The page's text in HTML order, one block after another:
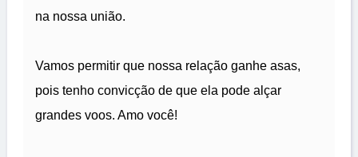
na nossa união.
Vamos permitir que nossa relação ganhe asas,
pois tenho convicção de que ela pode alçar
grandes voos. Amo você!